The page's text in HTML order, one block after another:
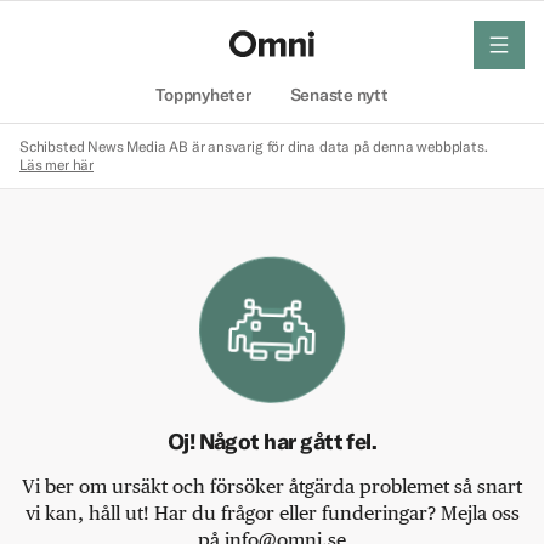
Toppnyheter Senaste nytt
meny
Schibsted News Media AB är ansvarig för dina data på denna webbplats.
Läs mer här
Oj! Något har gått fel.
Vi ber om ursäkt och försöker åtgärda problemet så snart
vi kan, håll ut! Har du frågor eller funderingar? Mejla oss